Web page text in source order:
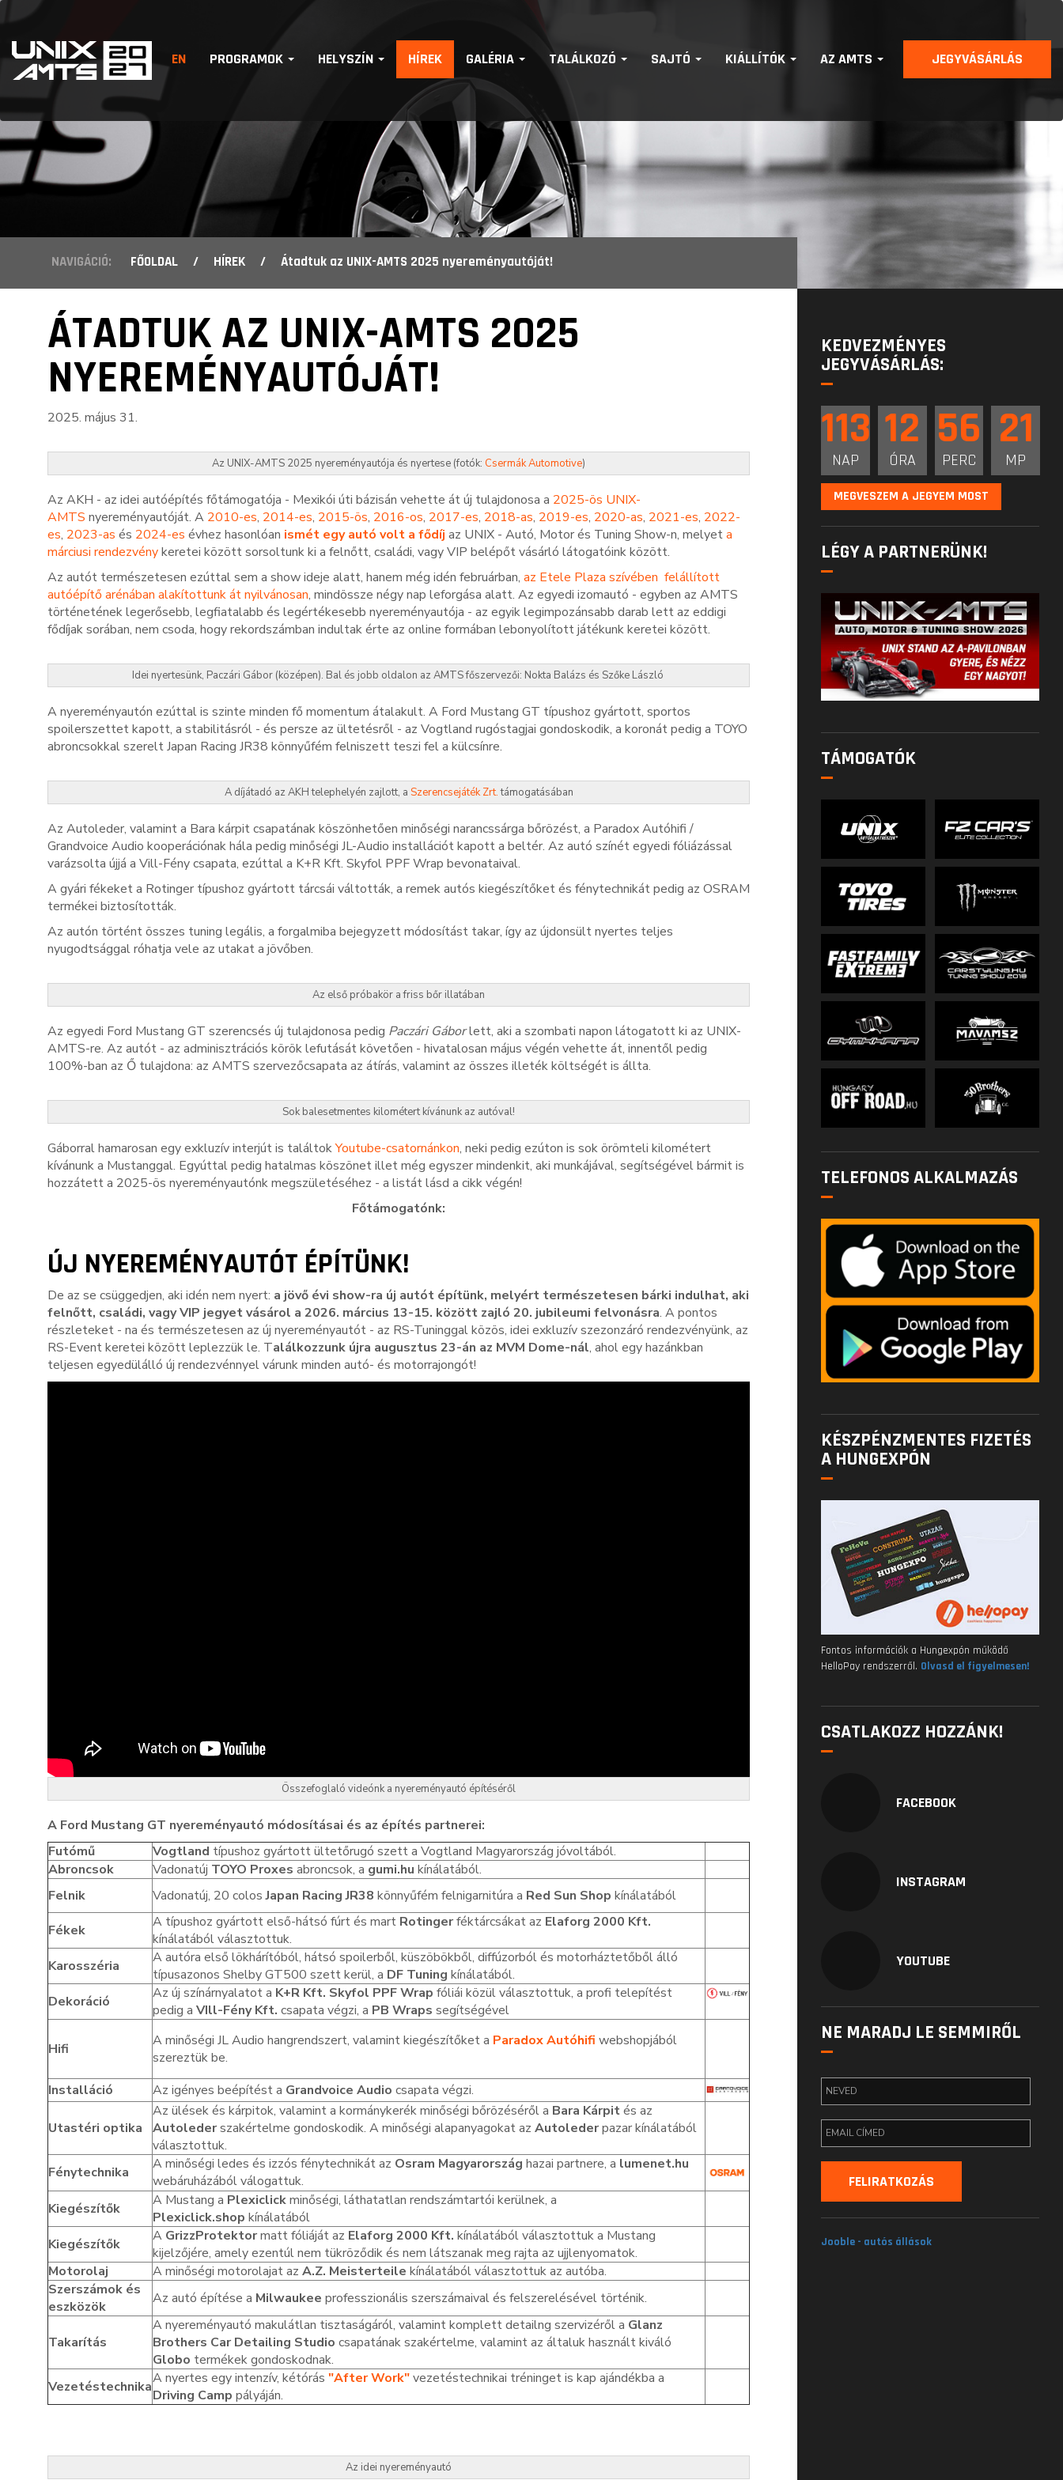
EN PROGRAMOK HELYSZÍN HÍREK GALÉRIA TALÁLKOZÓ SAJTÓ KIÁLLÍTÓK AZ AMTS JEGYVÁSÁRLÁS
NAVIGÁCIÓ: FŐOLDAL / HÍREK / Átadtuk az UNIX-AMTS 2025 nyereményautóját!
ÁTADTUK AZ UNIX-AMTS 2025
NYEREMÉNYAUTÓJÁT!
2025. május 31.
Az UNIX-AMTS 2025 nyereményautója és nyertese (fotók: Csermák Automotive)
Az AKH - az idei autóépítés főtámogatója - Mexikói úti bázisán vehette át új tulajdonosa a 2025-ös UNIX-
AMTS nyereményautóját. A 2010-es, 2014-es, 2015-ös, 2016-os, 2017-es, 2018-as, 2019-es, 2020-as, 2021-es, 2022-
es, 2023-as és 2024-es évhez hasonlóan ismét egy autó volt a fődíj az UNIX - Autó, Motor és Tuning Show-n, melyeta
márciusi rendezvénykeretei között sorsoltunk ki a felnőtt, családi, vagy VIP belépőt vásárló látogatóink között.
Az autót természetesen ezúttal sem a show ideje alatt, hanem még idén februárban, az Etele Plaza szívében felállított
autóépítő arénában alakítottunk át nyilvánosan, mindössze négy nap leforgása alatt. Az egyedi izomautó - egyben az AMTS
történetének legerősebb, legfiatalabb és legértékesebb nyereményautója - az egyik legimpozánsabb darab lett az eddigi
fődíjak sorában, nem csoda, hogy rekordszámban indultak érte az online formában lebonyolított játékunk keretei között.
Idei nyertesünk, Paczári Gábor (középen). Bal és jobb oldalon az AMTS főszervezői: Nokta Balázs és Szőke László
A nyereményautón ezúttal is szinte minden fő momentum átalakult. A Ford Mustang GT típushoz gyártott, sportos
spoilerszettet kapott, a stabilitásról - és persze az ültetésről - az Vogtland rugóstagjai gondoskodik, a koronát pedig a TOYO
abroncsokkal szerelt Japan Racing JR38 könnyűfém felniszett teszi fel a külcsínre.
A díjátadó az AKH telephelyén zajlott, a Szerencsejáték Zrt.támogatásában
Az Autoleder, valamint a Bara kárpit csapatának köszönhetően minőségi narancssárga bőrözést, a Paradox Autóhifi /
Grandvoice Audio kooperációnak hála pedig minőségi JL-Audio installációt kapott a beltér. Az autó színét egyedi fóliázással
varázsolta újjá a Vill-Fény csapata, ezúttal a K+R Kft. Skyfol PPF Wrap bevonataival.
A gyári fékeket a Rotinger típushoz gyártott tárcsái váltották, a remek autós kiegészítőket és fénytechnikát pedig az OSRAM
termékei biztosították.
Az autón történt összes tuning legális, a forgalmiba bejegyzett módosítást takar, így az újdonsült nyertes teljes
nyugodtsággal róhatja vele az utakat a jövőben.
Az első próbakör a friss bőr illatában
Az egyedi Ford Mustang GT szerencsés új tulajdonosa pedig Paczári Gáborlett, aki a szombati napon látogatott ki az UNIX-
AMTS-re. Az autót - az adminisztrációs körök lefutását követően - hivatalosan május végén vehette át, innentől pedig
100%-ban az Ő tulajdona: az AMTS szervezőcsapata az átírás, valamint az összes illeték költségét is állta.
Sok balesetmentes kilométert kívánunk az autóval!
Gáborral hamarosan egy exkluzív interjút is találtokYoutube-csatornánkon, neki pedig ezúton is sok örömteli kilométert
kívánunk a Mustanggal. Egyúttal pedig hatalmas köszönet illet még egyszer mindenkit, aki munkájával, segítségével bármit is
hozzátett a 2025-ös nyereményautónk megszületéséhez - a listát lásd a cikk végén!
Főtámogatónk:
ÚJ NYEREMÉNYAUTÓT ÉPÍTÜNK!
De az se csüggedjen, aki idén nem nyert: a jövő évi show-ra új autót építünk, melyért természetesen bárki indulhat, aki
felnőtt, családi, vagy VIP jegyet vásárol a 2026. március 13-15. között zajló 20. jubileumi felvonásra. A pontos
részleteket - na és természetesen az új nyereményautót - az RS-Tuninggal közös, idei exkluzív szezonzáró rendezvényünk, az
RS-Event keretei között leplezzük le. Találkozzunk újra augusztus 23-án az MVM Dome-nál, ahol egy hazánkban
teljesen egyedülálló új rendezvénnyel várunk minden autó- és motorrajongót!
Összefoglaló videónk a nyereményautó építéséről
A Ford Mustang GT nyereményautó módosításai és az építés partnerei:
Futómű
Vogtland típushoz gyártott ültetőrugó szett a Vogtland Magyarország jóvoltából.
Abroncsok
Vadonatúj TOYO Proxes abroncsok, a gumi.hu kínálatából.
Felnik
Vadonatúj, 20 colosJapan Racing JR38 könnyűfém felnigarnitúra a Red Sun Shop kínálatából
Fékek
A típushoz gyártott első-hátsó fúrt és mart Rotingerféktárcsákat az Elaforg 2000 Kft.
kínálatából választottuk.
Karosszéria
A autóra első lökhárítóból, hátsó spoilerből, küszöbökből, diffúzorból és motorháztetőből álló
típusazonos Shelby GT500 szett kerül, a DF Tuning kínálatából.
Dekoráció
Az új színárnyalatot a K+R Kft. Skyfol PPF Wrap fóliái közül választottuk, a profi telepítést
pedig a VIll-Fény Kft. csapata végzi, a PB Wraps segítségével
Hifi A minőségi JL Audio hangrendszert, valamint kiegészítőket a Paradox Autóhifi webshopjából
szereztük be.
Installáció
Az igényes beépítést a Grandvoice Audio csapata végzi.
Utastéri optika
Az ülések és kárpitok, valamint a kormánykerék minőségi bőrözéséről a Bara Kárpités az
Autolederszakértelme gondoskodik. A minőségi alapanyagokat az Autolederpazar kínálatából
választottuk.
Fénytechnika
A minőségi ledes és izzós fénytechnikát az Osram Magyarország hazai partnere, a lumenet.hu
webáruházából válogattuk.
Kiegészítők
A Mustang a Plexiclickminőségi, láthatatlan rendszámtartói kerülnek, a
Plexiclick.shop kínálatából
Kiegészítők
A GrizzProtektormatt fóliáját az Elaforg 2000 Kft. kínálatából választottuk a Mustang
kijelzőjére, amely ezentúl nem tükröződik és nem látszanak meg rajta az ujjlenyomatok.
Motorolaj
A minőségi motorolajat az A.Z. Meisterteile kínálatából választottuk az autóba.
Szerszámok és
eszközök
Az autó építése a Milwaukee professzionális szerszámaival és felszerelésével történik.
Takarítás
A nyereményautó makulátlan tisztaságáról, valamint komplett detailng szervizéről a Glanz
Brothers Car Detailing Studio csapatának szakértelme, valamint az általuk használt kiváló
Globo termékek gondoskodnak.
VezetéstechnikaA nyertes egy intenzív, kétórás "After Work"vezetéstechnikai tréninget is kap ajándékba a
Driving Camp pályáján.
Az idei nyereményautó
KEDVEZMÉNYES
JEGYVÁSÁRLÁS:
113
NAP
12
ÓRA
56
PERC
20
MP
MEGVESZEM A JEGYEM MOST
LÉGY A PARTNERÜNK!
TÁMOGATÓK
TELEFONOS ALKALMAZÁS
KÉSZPÉNZMENTES FIZETÉS
A HUNGEXPÓN
Fontos információk a Hungexpón működő
HelloPay rendszerről. Olvasd el figyelmesen!
CSATLAKOZZ HOZZÁNK!
FACEBOOK
INSTAGRAM
YOUTUBE
NE MARADJ LE SEMMIRŐL
Jooble - autós állások